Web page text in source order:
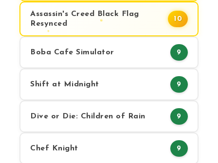
Assassin's Creed Black Flag
Resynced
10
Boba Cafe Simulator 9
Shift at Midnight 9
Dive or Die: Children of Rain 9
Chef Knight 9